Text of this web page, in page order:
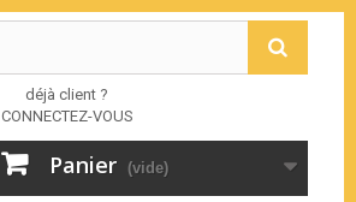
déjà client ?
CONNECTEZ-VOUS
Panier (vide)